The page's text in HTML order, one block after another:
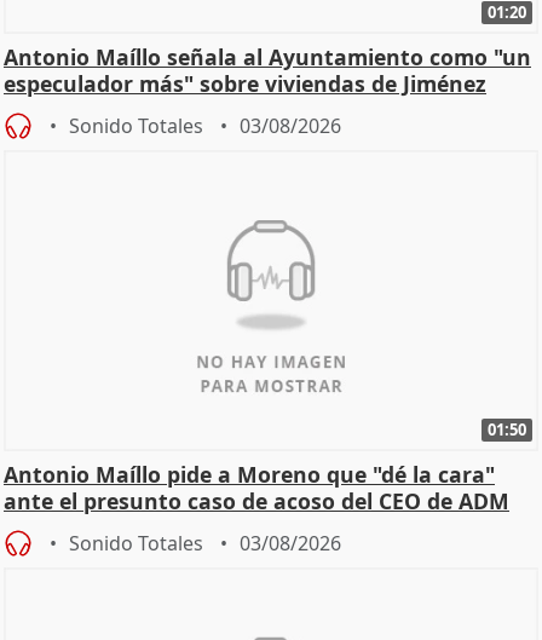
01:20
Antonio Maíllo señala al Ayuntamiento como "un
especulador más" sobre viviendas de Jiménez
Becerril
Sonido Totales 03/08/2026
01:50
Antonio Maíllo pide a Moreno que "dé la cara"
ante el presunto caso de acoso del CEO de ADM
Sonido Totales 03/08/2026